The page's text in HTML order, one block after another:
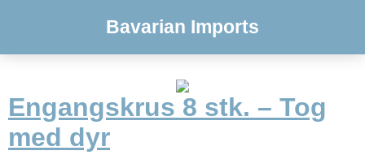
Bavarian Imports
Engangskrus 8 stk. – Tog
med dyr